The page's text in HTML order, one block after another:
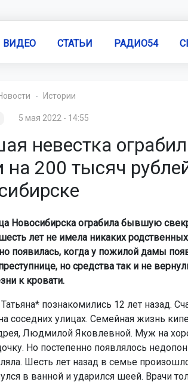
ВИДЕО СТАТЬИ РАДИО54
Истории
5 мая 2022 - 14:55
невестка
на 200 тысяч
Новосибирска ограбила бывшую
лет не имела никаких
появилась, когда у пожилой дамы
но средства так и не
к кровати.
познакомились 12 лет назад.
соседних улицах. Семейная жизнь
Людмилой Яковлевной. Муж на
Но постепенно появлялось
Шесть лет назад в семье
в ванной и ударился шеей. Врачи